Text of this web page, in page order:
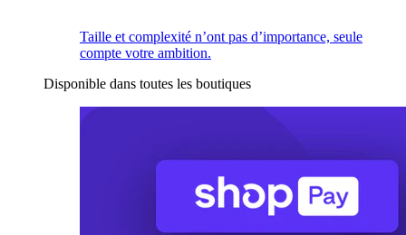
Taille et complexité n’ont pas d’importance, seule
compte votre ambition.
Disponible dans toutes les boutiques